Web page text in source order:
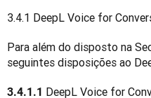
3.4.1 DeepL Voice for
Para além do disposto na
seguintes disposições ao
3.4.1.1 DeepL Voice for